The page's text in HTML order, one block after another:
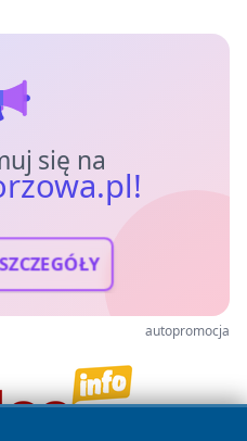
się na
autopromocja